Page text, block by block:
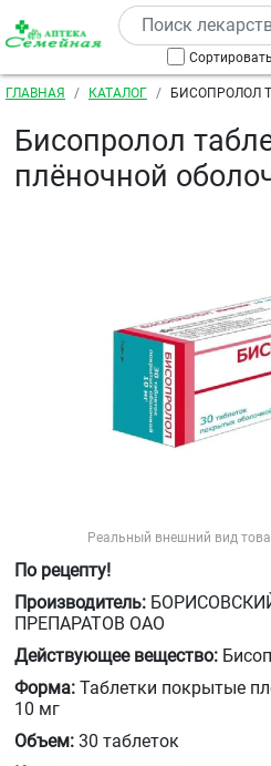
Перейти к основному
Строка навигации
ГЛАВНАЯ КАТАЛОГ
БИСОПРОЛОЛ
Бисопролол
плёночной
Реальный внешний вид
По рецепту!
Производитель:
ПРЕПАРАТОВ ОАО
Действующее вещество:
Форма: Таблетки покрытые
10 мг
Объем: 30 таблеток